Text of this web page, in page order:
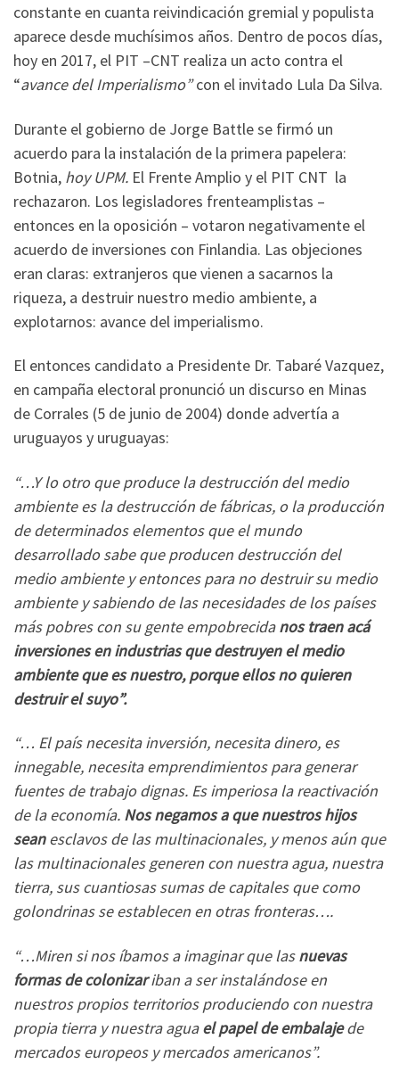
constante en cuanta reivindicación gremial y populista
aparece desde muchísimos años. Dentro de pocos días,
hoy en 2017, el PIT –CNT realiza un acto contra el
“avance del Imperialismo”con el invitado Lula Da Silva.
Durante el gobierno de Jorge Battle se firmó un
acuerdo para la instalación de la primera papelera:
Botnia, hoy UPM. El Frente Amplio y el PIT CNT la
rechazaron. Los legisladores frenteamplistas –
entonces en la oposición – votaron negativamente el
acuerdo de inversiones con Finlandia. Las objeciones
eran claras: extranjeros que vienen a sacarnos la
riqueza, a destruir nuestro medio ambiente, a
explotarnos: avance del imperialismo.
El entonces candidato a Presidente Dr. Tabaré Vazquez,
en campaña electoral pronunció un discurso en Minas
de Corrales (5 de junio de 2004) donde advertía a
uruguayos y uruguayas:
“…Y lo otro que produce la destrucción del medio
ambiente es la destrucción de fábricas, o la producción
de determinados elementos que el mundo
desarrollado sabe que producen destrucción del
medio ambiente y entonces para no destruir su medio
ambiente y sabiendo de las necesidades de los países
más pobres con su gente empobrecidanos traen acá
inversiones en industrias que destruyen el medio
ambiente que es nuestro, porque ellos no quieren
destruir el suyo”.
“… El país necesita inversión, necesita dinero, es
innegable, necesita emprendimientos para generar
fuentes de trabajo dignas. Es imperiosa la reactivación
de la economía. Nos negamos a que nuestros hijos
seanesclavos de las multinacionales, y menos aún que
las multinacionales generen con nuestra agua, nuestra
tierra, sus cuantiosas sumas de capitales que como
golondrinas se establecen en otras fronteras….
“…Miren si nos íbamos a imaginar que lasnuevas
formas de colonizariban a ser instalándose en
nuestros propios territorios produciendo con nuestra
propia tierra y nuestra aguael papel de embalajede
mercados europeos y mercados americanos”.